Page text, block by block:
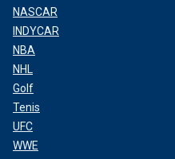
NASCAR
INDYCAR
NBA
NHL
Golf
Tenis
UFC
WWE